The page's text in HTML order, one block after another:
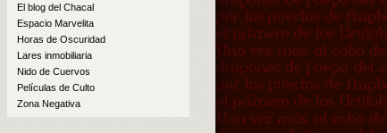
El blog del Chacal
Espacio Marvelita
Horas de Oscuridad
Lares inmobiliaria
Nido de Cuervos
Películas de Culto
Zona Negativa